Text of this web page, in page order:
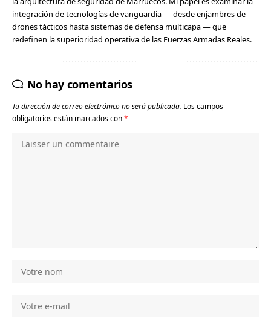
integración de tecnologías de vanguardia — desde enjambres de
drones tácticos hasta sistemas de defensa multicapa — que
redefinen la superioridad operativa de las Fuerzas Armadas Reales.
No hay comentarios
Tu dirección de correo electrónico no será publicada. Los campos
obligatorios están marcados con*